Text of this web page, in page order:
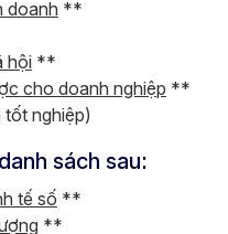
doanh **
hội**
cho doanh nghiệp **
nghiệp)
sách sau:
tế số **
**